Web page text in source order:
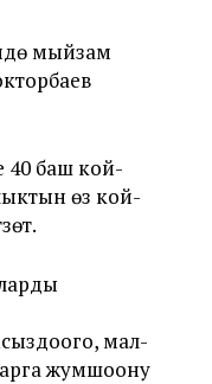
мыйзам
40 баш кой-
өзү кой-
мал-
жумшоону